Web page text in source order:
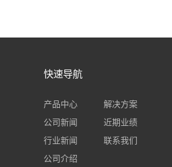
快速导航
产品中心
解决方案
公司新闻
近期业绩
行业新闻
联系我们
公司介绍